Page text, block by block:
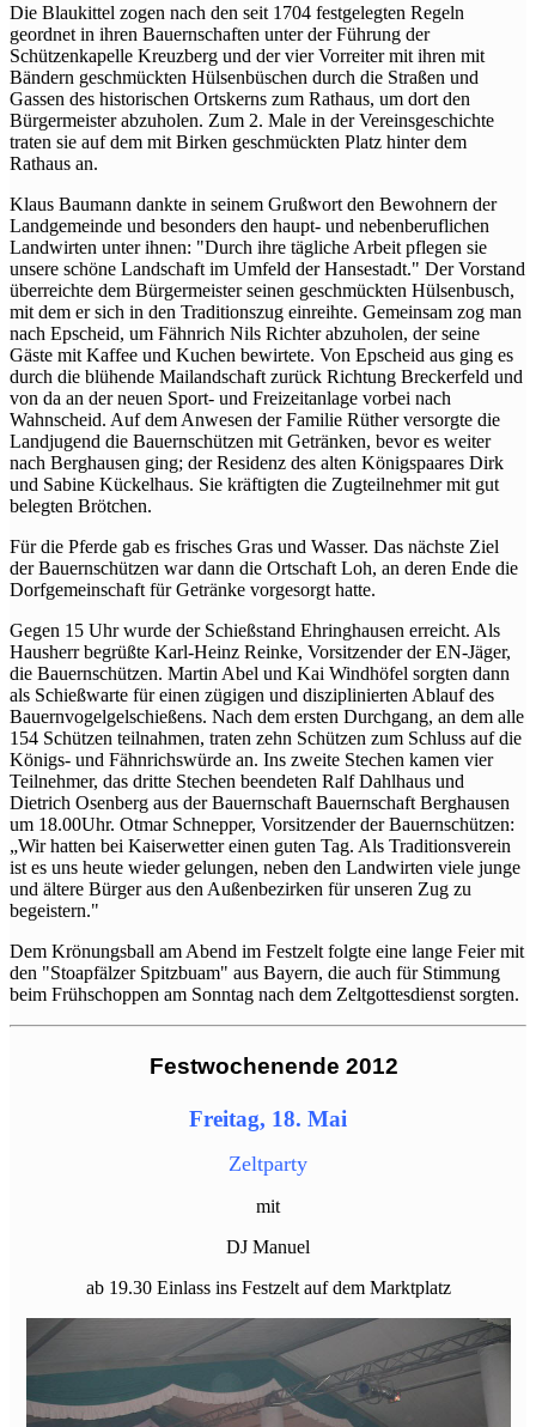
Die Blaukittel zogen nach den seit 1704 festgelegten Regeln
geordnet in ihren Bauernschaften unter der Führung der
Schützenkapelle Kreuzberg und der vier Vorreiter mit ihren mit
Bändern geschmückten Hülsenbüschen durch die Straßen und
Gassen des historischen Ortskerns zum Rathaus, um dort den
Bürgermeister abzuholen. Zum 2. Male in der Vereinsgeschichte
traten sie auf dem mit Birken geschmückten Platz hinter dem
Rathaus an.
Klaus Baumann dankte in seinem Grußwort den Bewohnern der
Landgemeinde und besonders den haupt- und nebenberuflichen
Landwirten unter ihnen: "Durch ihre tägliche Arbeit pflegen sie
unsere schöne Landschaft im Umfeld der Hansestadt." Der Vorstand
überreichte dem Bürgermeister seinen geschmückten Hülsenbusch,
mit dem er sich in den Traditionszug einreihte. Gemeinsam zog man
nach Epscheid, um Fähnrich Nils Richter abzuholen, der seine
Gäste mit Kaffee und Kuchen bewirtete. Von Epscheid aus ging es
durch die blühende Mailandschaft zurück Richtung Breckerfeld und
von da an der neuen Sport- und Freizeitanlage vorbei nach
Wahnscheid. Auf dem Anwesen der Familie Rüther versorgte die
Landjugend die Bauernschützen mit Getränken, bevor es weiter
nach Berghausen ging; der Residenz des alten Königspaares Dirk
und Sabine Kückelhaus. Sie kräftigten die Zugteilnehmer mit gut
belegten Brötchen.
Für die Pferde gab es frisches Gras und Wasser. Das nächste Ziel
der Bauernschützen war dann die Ortschaft Loh, an deren Ende die
Dorfgemeinschaft für Getränke vorgesorgt hatte.
Gegen 15 Uhr wurde der Schießstand Ehringhausen erreicht. Als
Hausherr begrüßte Karl-Heinz Reinke, Vorsitzender der EN-Jäger,
die Bauernschützen. Martin Abel und Kai Windhöfel sorgten dann
als Schießwarte für einen zügigen und disziplinierten Ablauf des
Bauernvogelgelschießens. Nach dem ersten Durchgang, an dem alle
154 Schützen teilnahmen, traten zehn Schützen zum Schluss auf die
Königs- und Fähnrichswürde an. Ins zweite Stechen kamen vier
Teilnehmer, das dritte Stechen beendeten Ralf Dahlhaus und
Dietrich Osenberg aus der Bauernschaft Bauernschaft Berghausen
um 18.00Uhr. Otmar Schnepper, Vorsitzender der Bauernschützen:
„Wir hatten bei Kaiserwetter einen guten Tag. Als Traditionsverein
ist es uns heute wieder gelungen, neben den Landwirten viele junge
und ältere Bürger aus den Außenbezirken für unseren Zug zu
begeistern."
Dem Krönungsball am Abend im Festzelt folgte eine lange Feier mit
den "Stoapfälzer Spitzbuam" aus Bayern, die auch für Stimmung
beim Frühschoppen am Sonntag nach dem Zeltgottesdienst sorgten.
Festwochenende 2012
Freitag, 18. Mai
Zeltparty
mit
DJ Manuel
ab 19.30 Einlass ins Festzelt auf dem Marktplatz